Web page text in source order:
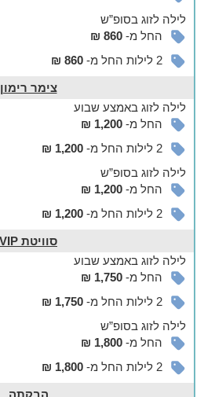
לילהלזוג בסופ”ש
החל מ-860 ₪
2 לילות החל מ-
860 ₪
צימר רימון
לילהלזוג באמצע שבוע
החל מ-1,200 ₪
2 לילות החל מ-
1,200 ₪
לילהלזוג בסופ”ש
החל מ-1,200 ₪
2 לילות החל מ-
1,200 ₪
סוויטת VIP
לילהלזוג באמצע שבוע
החל מ-1,750 ₪
2 לילות החל מ-
1,750 ₪
לילהלזוג בסופ”ש
החל מ-1,800 ₪
2 לילות החל מ-
1,800 ₪
הבקתה